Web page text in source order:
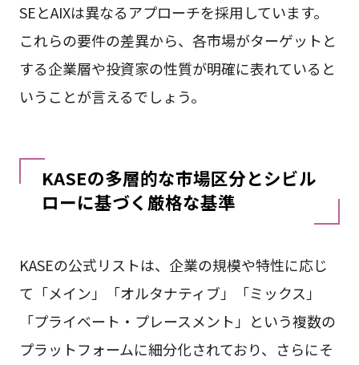
SEとAIXは異なるアプローチを採用しています。
これらの要件の差異から、各市場がターゲットと
する企業層や投資家の性質が明確に表れていると
いうことが言えるでしょう。
KASEの多層的な市場区分とシビル
ローに基づく厳格な基準
KASEの公式リストは、企業の規模や特性に応じ
て「メイン」「オルタナティブ」「ミックス」
「プライベート・プレースメント」という複数の
プラットフォームに細分化されており、さらにそ